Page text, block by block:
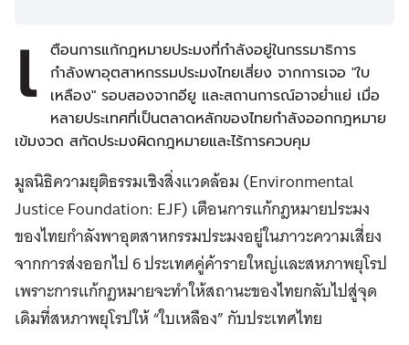
เ ตือนการแก้กฎหมายประมงที่กำลังอยู่ในกรรมาธิการ
กำลังพาอุตสาหกรรมประมงไทยเสี่ยง จากการเจอ "ใบ
เหลือง" รอบสองจากอียู และสถานการณ์อาจย่ำแย่ เมื่อ
หลายประเทศที่เป็นตลาดหลักของไทยกำลังออกกฎหมาย
เข้มงวด สกัดประมงผิดกฎหมายและไร้การควบคุม
มูลนิธิความยุติธรรมเชิงสิ่งแวดล้อม (Environmental
Justice Foundation: EJF) เตือนการแก้กฎหมายประมง
ของไทยกำลังพาอุตสาหกรรมประมงอยู่ในภาวะความเสี่ยง
จากการส่งออกไป 6 ประเทศคู่ค้ารายใหญ่และสหภาพยุโรป
เพราะการแก้กฎหมายจะทำให้สถานะของไทยกลับไปสู่จุด
เดิมที่สหภาพยุโรปให้ “ใบเหลือง” กับประเทศไทย